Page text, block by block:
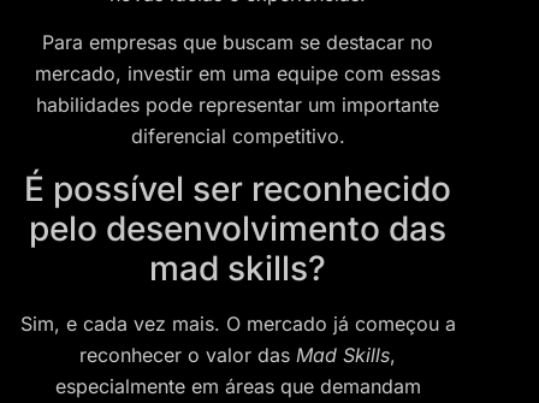
Para empresas que buscam se destacar no
mercado, investir em uma equipe com essas
habilidades pode representar um importante
diferencial competitivo.
É possível ser reconhecido
pelo desenvolvimento das
mad skills?
Sim, e cada vez mais. O mercado já começou a
reconhecer o valor das Mad Skills,
especialmente em áreas que demandam